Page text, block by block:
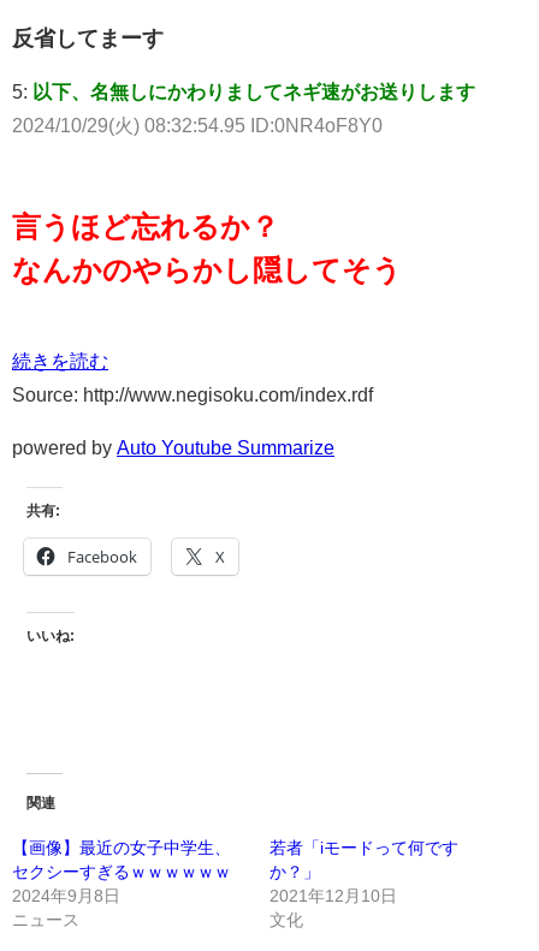
反省してまーす
5: 以下、名無しにかわりましてネギ速がお送りします
2024/10/29(火) 08:32:54.95 ID:0NR4oF8Y0
言うほど忘れるか？
なんかのやらかし隠してそう
続きを読む
Source: http://www.negisoku.com/index.rdf
powered by Auto Youtube Summarize
共有:
Facebook X
いいね:
関連
【画像】最近の女子中学生、
セクシーすぎるｗｗｗｗｗｗ
2024年9月8日
ニュース
若者「iモードって何です
か？」
2021年12月10日
文化